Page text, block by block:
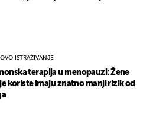
ISTRAŽIVANJE
terapija u menopauzi: Žene
koriste imaju znatno manji rizik od